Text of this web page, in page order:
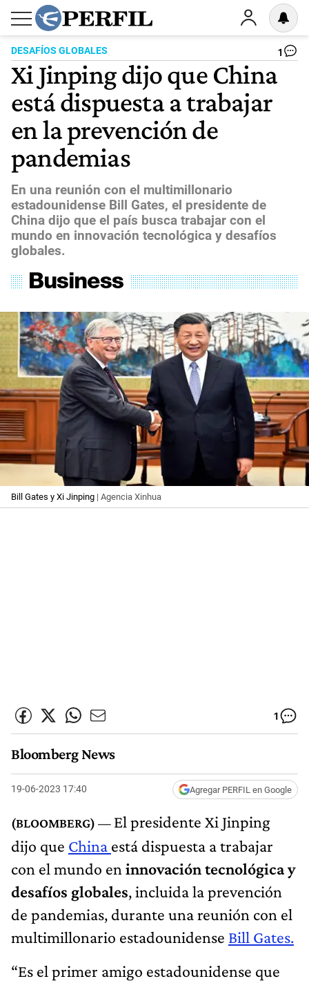
DESAFÍOS GLOBALES 1
Xi Jinping dijo que China
está dispuesta a trabajar
en la prevención de
pandemias
En una reunión con el multimillonario
estadounidense Bill Gates, el presidente de
China dijo que el país busca trabajar con el
mundo en innovación tecnológica y desafíos
globales.
Bill Gates y Xi Jinping | Agencia Xinhua
1
Bloomberg News
19-06-2023 17:40 Agregar PERFIL en Google
El presidente Xi Jinping
dijo que China está dispuesta a trabajar
con el mundo en innovación tecnológica y
desafíos globales, incluida la prevención
de pandemias, durante una reunión con el
multimillonario estadounidense Bill Gates.
“Es el primer amigo estadounidense que